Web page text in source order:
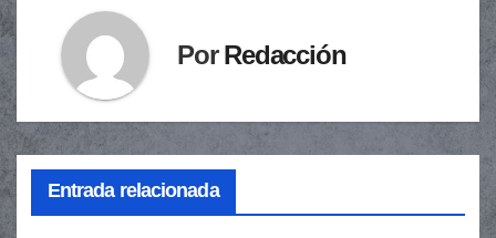
PorRedacción
Entrada relacionada